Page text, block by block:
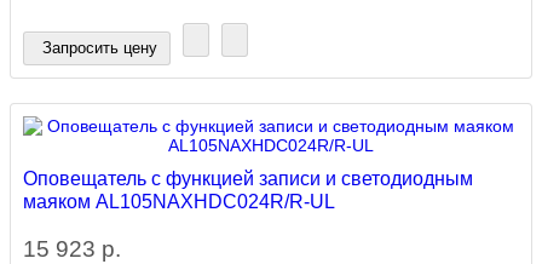
Запросить цену
Оповещатель с функцией записи и светодиодным
маяком AL105NAXHDC024R/R-UL
15 923 р.